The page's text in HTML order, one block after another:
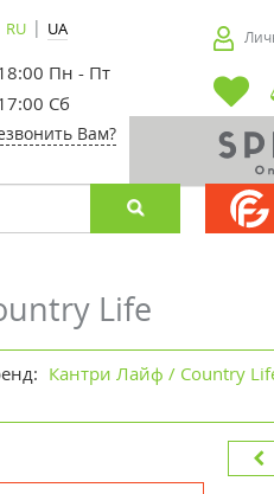
RU | UA
Пн - Пт
Сб
Вам?
Life
Кантри Лайф / Country